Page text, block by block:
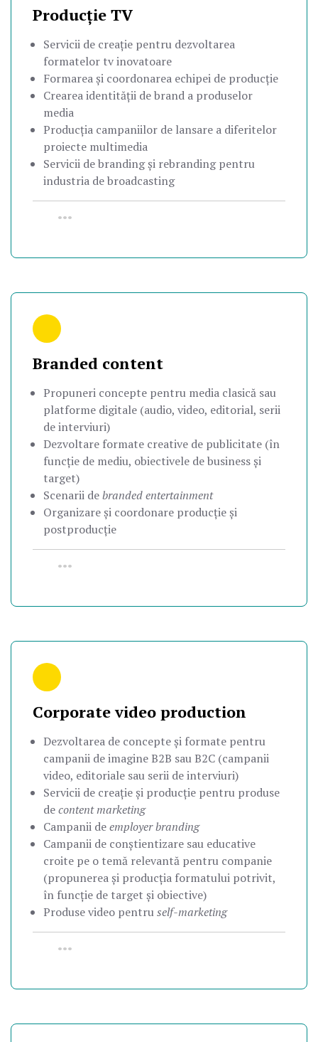
Producție TV
Servicii de creație pentru dezvoltarea
formatelor tv inovatoare
Formarea și coordonarea echipei de producție
Crearea identității de brand a produselor
media
Producția campaniilor de lansare a diferitelor
proiecte multimedia
Servicii de branding și rebranding pentru
industria de broadcasting
•••
Branded content
Propuneri concepte pentru media clasică sau
platforme digitale (audio, video, editorial, serii
de interviuri)
Dezvoltare formate creative de publicitate (în
funcție de mediu, obiectivele de business și
target)
Scenarii debranded entertainment
Organizare și coordonare producție și
postproducție
•••
Corporate video production
Dezvoltarea de concepte și formate pentru
campanii de imagine B2B sau B2C (campanii
video, editoriale sau serii de interviuri)
Servicii de creație și producție pentru produse
decontent marketing
Campanii deemployer branding
Campanii de conștientizare sau educative
croite pe o temă relevantă pentru companie
(propunerea și producția formatului potrivit,
în funcție de target și obiective)
Produse video pentruself-marketing
•••